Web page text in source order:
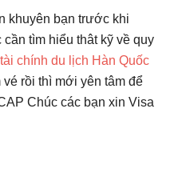
khuyên bạn trước khi
tìm hiểu thât kỹ về quy
chính du lịch Hàn Quốc
rồi thì mới yên tâm để
Chúc các bạn xin Visa